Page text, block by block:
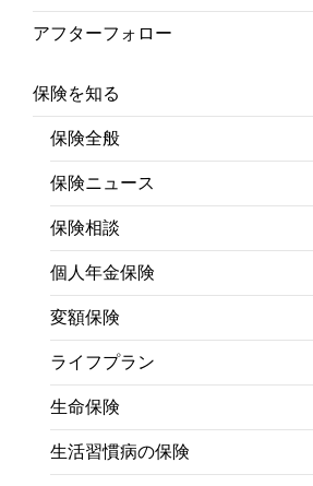
アフターフォロー
保険を知る
保険全般
保険ニュース
保険相談
個人年金保険
変額保険
ライフプラン
生命保険
生活習慣病の保険